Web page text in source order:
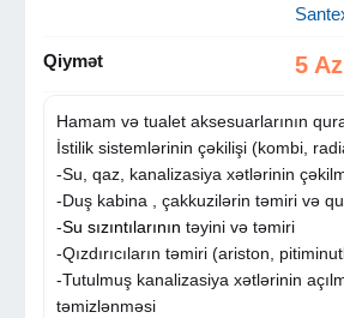
Qiymət 5
Hamam və tualet aksesuarlarının
İstilik sistemlərinin çəkilişi (kombi,
-Su, qaz, kanalizasiya xətlərinin
-Duş kabina , çakkuzilərin təmiri və
-Su sızıntılarının təyini və təmiri
-Qızdırıcıların təmiri (ariston,
-Tutulmuş kanalizasiya xətlərinin
təmizlənməsi